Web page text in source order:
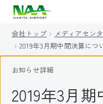
会社トップ メディアセン
2019年3月期中間決算につ
お知らせ詳細
2019年3月